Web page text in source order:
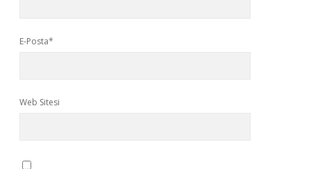
E-Posta*
Web Sitesi